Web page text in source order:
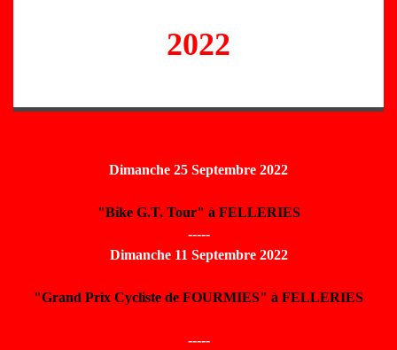
2022
Dimanche 25 Septembre 2022
"Bike G.T. Tour" à FELLERIES
-----
Dimanche 11 Septembre 2022
"Grand Prix Cycliste de FOURMIES" à FELLERIES
-----